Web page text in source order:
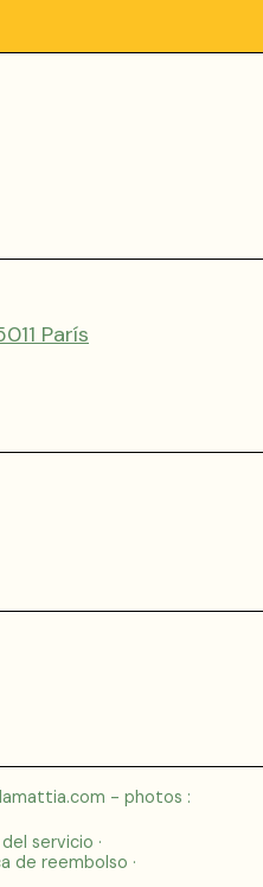
París
- photos :
servicio
de reembolso